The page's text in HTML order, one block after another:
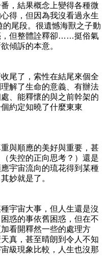
，結果概念上變得各種微
得，但因為我沒看過永生
尾段。很遺憾海獸之子動
，但整體詮釋卻……挺俗氣
傾訴的本意。
尾了，索性在結尾來個全
解了生命的意義、有辦法
、能釋懷的與之前幹架的
約定知曉了什麼東東
與順應的美好與重要，甚
失控的正向思考？）還是
宇宙流向的琉花得到某種
妙就是了。
宇宙大事，但人生還是沒
惑的事依舊困惑，但在不
看開釋然一些的處理方
真，甚至晴朗到令人不知
級現象比較，人生也沒那